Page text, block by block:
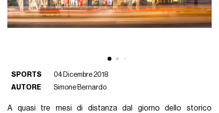
SPORTS
04 Dicembre 2018
AUTORE
Simone Bernardo
A quasi tre mesi di distanza dal giorno dello storico